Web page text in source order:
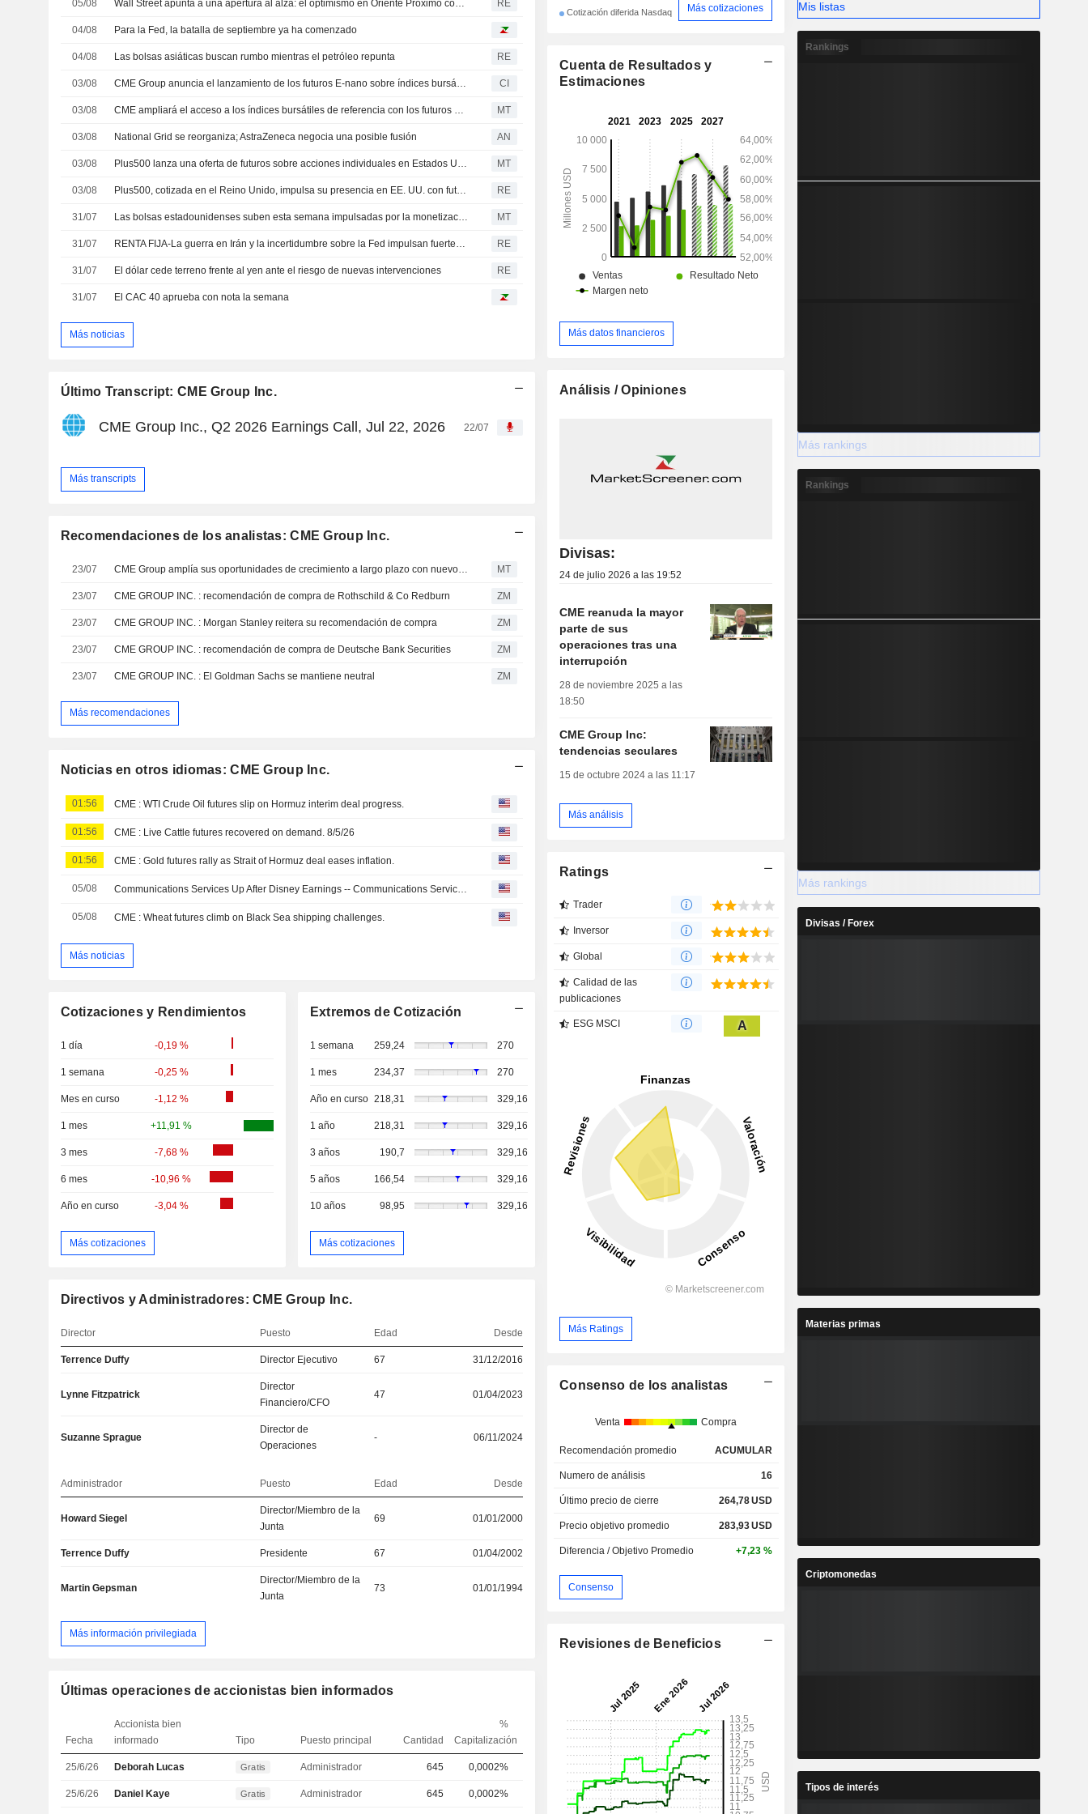
05/08 Wall Street apunta a una apertura al alza: el optimismo en Oriente Próximo compensa el lastre de SpaceX y AMD RE
04/08 Para la Fed, la batalla de septiembre ya ha comenzado
04/08 Las bolsas asiáticas buscan rumbo mientras el petróleo repunta RE
03/08 CME Group anuncia el lanzamiento de los futuros E-nano sobre índices bursátiles CI
03/08 CME ampliará el acceso a los índices bursátiles de referencia con los futuros E-nano MT
03/08 National Grid se reorganiza; AstraZeneca negocia una posible fusión AN
03/08 Plus500 lanza una oferta de futuros sobre acciones individuales en Estados Unidos MT
03/08 Plus500, cotizada en el Reino Unido, impulsa su presencia en EE. UU. con futuros sobre acciones individuales RE
31/07 Las bolsas estadounidenses suben esta semana impulsadas por la monetización de la IA en los resultados de las grandes tecnológicas MT
31/07 RENTA FIJA-La guerra en Irán y la incertidumbre sobre la Fed impulsan fuertes subidas mensuales en las rentabilidades RE
31/07 El dólar cede terreno frente al yen ante el riesgo de nuevas intervenciones RE
31/07 El CAC 40 aprueba con nota la semana
Más noticias
Último Transcript: CME Group Inc.
CME Group Inc., Q2 2026 Earnings Call, Jul 22, 2026 22/07
Más transcripts
Recomendaciones de los analistas: CME Group Inc.
23/07 MT
23/07 CME GROUP INC. : recomendación de compra de Rothschild & Co Redburn ZM
23/07 CME GROUP INC. : Morgan Stanley reitera su recomendación de compra ZM
23/07 CME GROUP INC. : recomendación de compra de Deutsche Bank Securities ZM
23/07 CME GROUP INC. : El Goldman Sachs se mantiene neutral ZM
Más recomendaciones
Noticias en otros idiomas: CME Group Inc.
01:56 CME : WTI Crude Oil futures slip on Hormuz interim deal progress.
01:56 CME : Live Cattle futures recovered on demand. 8/5/26
01:56 CME : Gold futures rally as Strait of Hormuz deal eases inflation.
05/08 Communications Services Up After Disney Earnings -- Communications Services Roundup
05/08 CME : Wheat futures climb on Black Sea shipping challenges.
Más noticias
Cotizaciones y Rendimientos
1 día -0,19 %
1 semana -0,25 %
Mes en curso -1,12 %
1 mes +11,91 %
3 mes -7,68 %
6 mes -10,96 %
Año en curso -3,04 %
Más cotizaciones
Extremos de Cotización
1 semana 259,24 270
1 mes 234,37 270
Año en curso 218,31 329,16
1 año 218,31 329,16
3 años 190,7 329,16
5 años 166,54 329,16
10 años 98,95 329,16
Más cotizaciones
Directivos y Administradores: CME Group Inc.
Director Puesto Edad Desde
Terrence Duffy Director Ejecutivo 67 31/12/2016
Lynne Fitzpatrick
Director
Financiero/CFO
47 01/04/2023
Suzanne Sprague
Director de
Operaciones
- 06/11/2024
Administrador Puesto Edad Desde
Howard Siegel
Director/Miembro de la
Junta
69 01/01/2000
Terrence Duffy Presidente 67 01/04/2002
Martin Gepsman
Director/Miembro de la
Junta
73 01/01/1994
Más información privilegiada
Últimas operaciones de accionistas bien informados
Fecha
Accionista bien
informado
Tipo Puesto principal Cantidad
%
Capitalización
25/6/26 Deborah Lucas Gratis Administrador 645 0,0002%
25/6/26 Daniel Kaye Gratis Administrador 645 0,0002%
Cotización diferida Nasdaq Más cotizaciones
Cuenta de Resultados y
Estimaciones
Más datos financieros
Análisis / Opiniones
Divisas:
24 de julio 2026 a las 19:52
CME reanuda la mayor
parte de sus
operaciones tras una
interrupción
28 de noviembre 2025 a las
18:50
CME Group Inc:
tendencias seculares
15 de octubre 2024 a las 11:17
Más análisis
Ratings
Trader
Inversor
Global
Calidad de las
publicaciones
ESG MSCI A
Más Ratings
Consenso de los analistas
Venta Compra
Recomendación promedio ACUMULAR
Numero de análisis 16
Último precio de cierre 264,78USD
Precio objetivo promedio 283,93USD
Diferencia / Objetivo Promedio +7,23 %
Consenso
Revisiones de Beneficios
Mis listas
Rankings
Más rankings
Rankings
Más rankings
Divisas / Forex
Materias primas
Criptomonedas
Tipos de interés